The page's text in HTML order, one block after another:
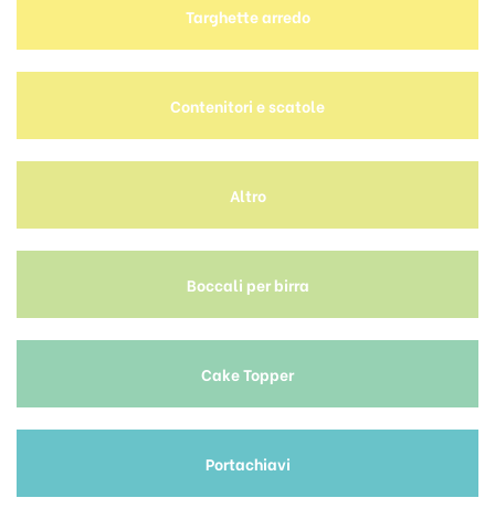
Targhette arredo
Contenitori e scatole
Altro
Boccali per birra
Cake Topper
Portachiavi